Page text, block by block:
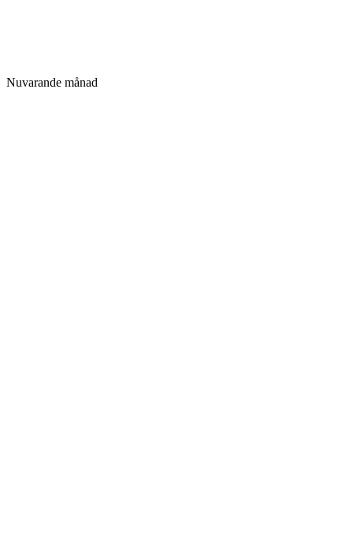
Nuvarande månad